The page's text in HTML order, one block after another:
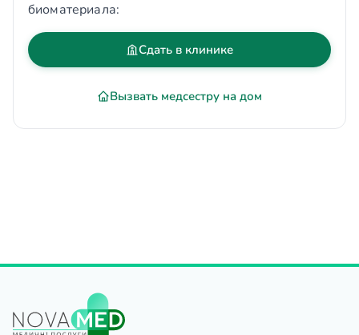
биоматериала:
Сдать в клинике
Вызвать медсестру на дом